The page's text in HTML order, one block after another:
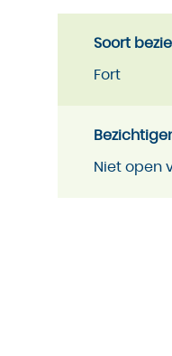
Soort
Fort
Niet open